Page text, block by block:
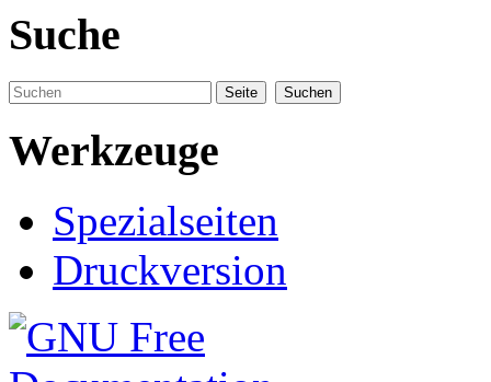
Suche
Werkzeuge
Spezialseiten
Druckversion